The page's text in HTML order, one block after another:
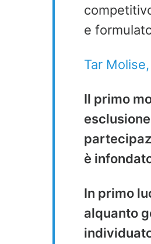
e
Tar
Il primo
è
In primo
alquanto